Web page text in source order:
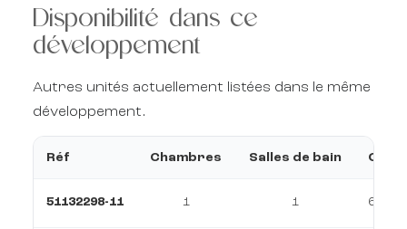
Disponibilité dans ce
développement
Autres unités actuellement listées dans le même
développement.
Réf Chambres Salles de bain
51132298-11 1 1 67 m²